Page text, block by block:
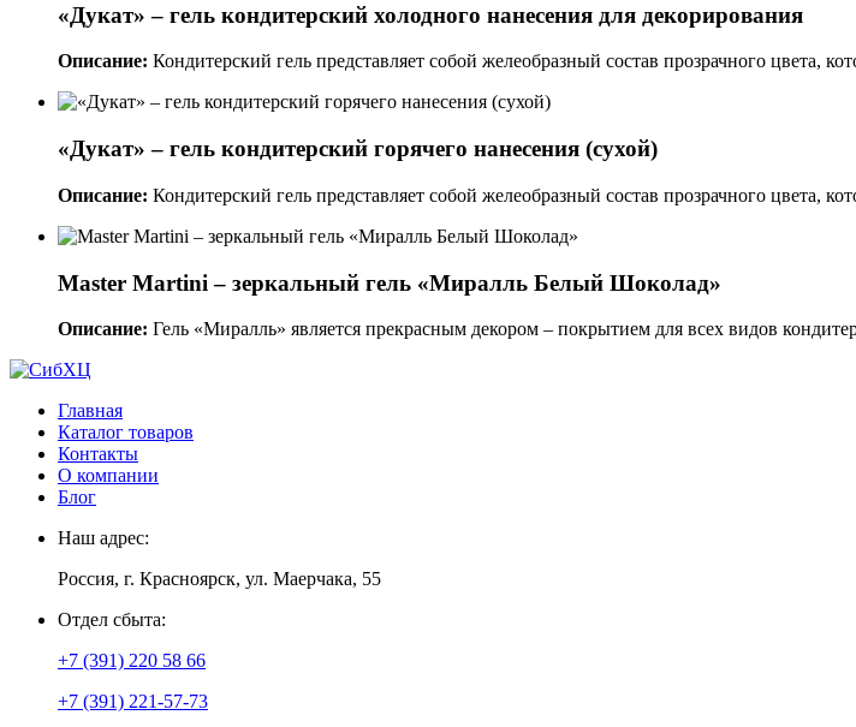
«Дукат» – гель кондитерский холодного нанесения для декорирования
Описание: Кондитерский гель представляет собой желеобразный состав прозрачного цвета,
«Дукат» – гель кондитерский горячего нанесения (сухой)
Описание: Кондитерский гель представляет собой желеобразный состав прозрачного цвета,
Master Martini – зеркальный гель «Миралль Белый Шоколад»
Описание: Гель «Миралль» является прекрасным декором – покрытием для всех видов
Главная
Каталог товаров
Контакты
О компании
Блог
Наш адрес:
Россия, г. Красноярск, ул. Маерчака, 55
Отдел сбыта:
+7 (391) 220 58 66
+7 (391) 221-57-73